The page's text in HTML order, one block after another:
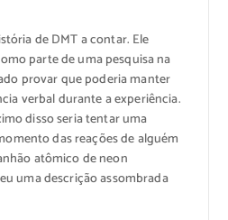
de DMT a contar. Ele
parte de uma pesquisa na
provar que poderia manter
verbal durante a experiência.
disso seria tentar uma
das reações de alguém
atômico de neon
uma descrição assombrada